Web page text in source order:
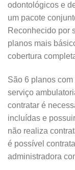
odontológicos e
um pacote
Reconhecido por
planos mais
cobertura
São 6 planos
serviço
contratar é
incluídas e
não realiza
é possível
administradora